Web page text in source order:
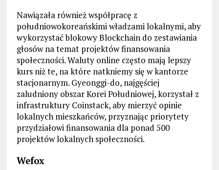
Nawiązała również współpracę z
południowokoreańskimi władzami lokalnymi, aby
wykorzystać blokowy Blockchain do zestawiania
głosów na temat projektów finansowania
społeczności. Waluty online często mają lepszy
kurs niż te, na które natkniemy się w kantorze
stacjonarnym. Gyeonggi-do, najgęściej
zaludniony obszar Korei Południowej, korzystał z
infrastruktury Coinstack, aby mierzyć opinie
lokalnych mieszkańców, przyznając priorytety
przydziałowi finansowania dla ponad 500
projektów lokalnych społeczności.
Wefox